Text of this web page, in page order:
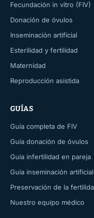
Fecundación in vitro (FIV)
Donación de óvulos
Inseminación artificial
Esterilidad y fertilidad
Maternidad
Reproducción asistida
GUÍAS
Guía completa de FIV
Guía donación de óvulos
Guía infertilidad en pareja
Guía inseminación artificial
Preservación de la
Nuestro equipo médico